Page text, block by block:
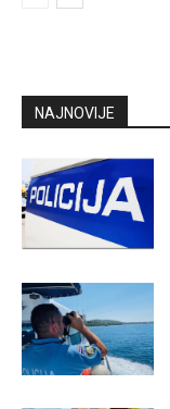
NAJNOVIJE